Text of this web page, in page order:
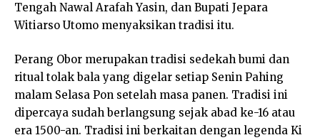
Tengah Nawal Arafah Yasin, dan Bupati Jepara
Witiarso Utomo menyaksikan tradisi itu.
Perang Obor merupakan tradisi sedekah bumi dan
ritual tolak bala yang digelar setiap Senin Pahing
malam Selasa Pon setelah masa panen. Tradisi ini
dipercaya sudah berlangsung sejak abad ke-16 atau
era 1500-an. Tradisi ini berkaitan dengan legenda Ki